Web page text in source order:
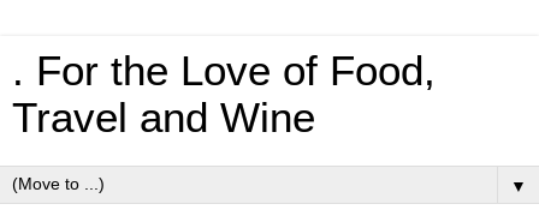
. For the Love of Food,
Travel and Wine
▼